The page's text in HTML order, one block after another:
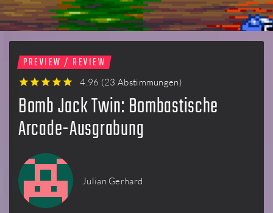
PREVIEW / REVIEW
4.96 (23 Abstimmungen)
Bomb Jack Twin: Bombastische
Arcade-Ausgrabung
Julian Gerhard